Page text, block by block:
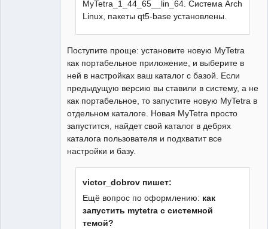
MyTetra_1_44_65__lin_64. Система Arch
Linux, пакеты qt5-base установлены.
Поступите проще: установите новую MyTetra
как портабельное приложение, и выберите в
ней в настройках ваш каталог с базой. Если
предыдущую версию вы ставили в систему, а не
как портабельное, то запустите новую MyTetra в
отдельном каталоге. Новая MyTetra просто
запустится, найдет свой каталог в дебрях
каталога пользователя и подхватит все
настройки и базу.
victor_dobrov пишет:
Ещё вопрос по оформлению: как
запустить mytetra с системной
темой?